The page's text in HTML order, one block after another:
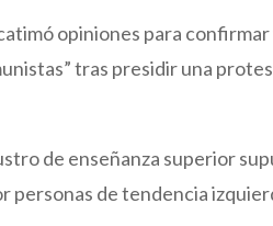
opiniones para
tras presidir una
de enseñanza superior
personas de tendencia